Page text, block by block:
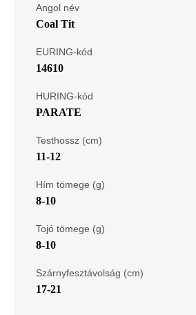
Angol név
Coal Tit
EURING-kód
14610
HURING-kód
PARATE
Testhossz (cm)
11-12
Hím tömege (g)
8-10
Tojó tömege (g)
8-10
Szárnyfesztávolság (cm)
17-21